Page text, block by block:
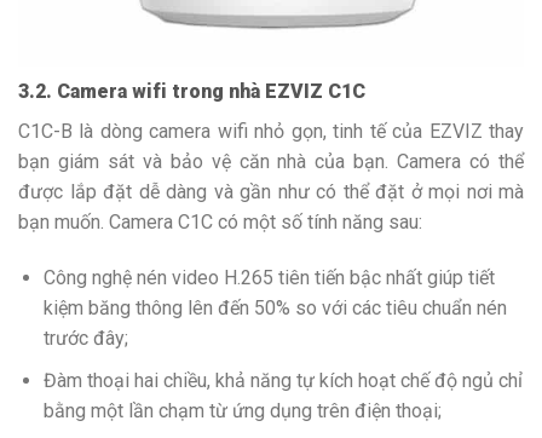
3.2. Camera wifi trong nhà EZVIZ C1C
C1C-B là dòng camera wifi nhỏ gọn, tinh tế của EZVIZ thay
bạn giám sát và bảo vệ căn nhà của bạn. Camera có thể
được lắp đặt dễ dàng và gần như có thể đặt ở mọi nơi mà
bạn muốn. Camera C1C có một số tính năng sau:
Công nghệ nén video H.265 tiên tiến bậc nhất giúp tiết
kiệm băng thông lên đến 50% so với các tiêu chuẩn nén
trước đây;
Đàm thoại hai chiều, khả năng tự kích hoạt chế độ ngủ chỉ
bằng một lần chạm từ ứng dụng trên điện thoại;